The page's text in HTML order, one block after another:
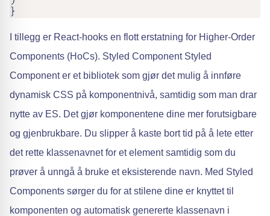
}
I tillegg er React-hooks en flott erstatning for Higher-Order
Components (HoCs). Styled Component Styled
Component er et bibliotek som gjør det mulig å innføre
dynamisk CSS på komponentnivå, samtidig som man drar
nytte av ES. Det gjør komponentene dine mer forutsigbare
og gjenbrukbare. Du slipper å kaste bort tid på å lete etter
det rette klassenavnet for et element samtidig som du
prøver å unngå å bruke et eksisterende navn. Med Styled
Components sørger du for at stilene dine er knyttet til
komponenten og automatisk genererte klassenavn i